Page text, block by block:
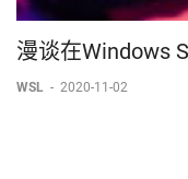
漫谈在Windows
WSL - 2020-11-02